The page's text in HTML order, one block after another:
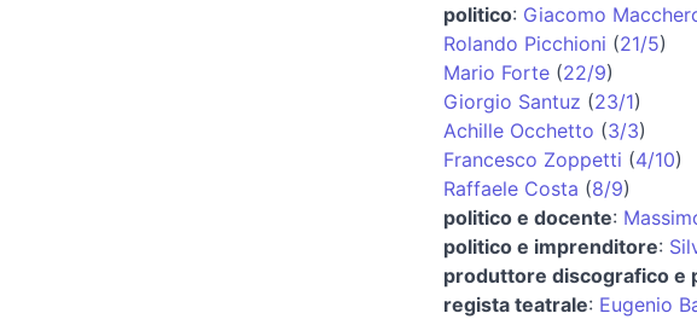
politico: Giacomo
Rolando Picchioni (21/5)
Mario Forte (22/9)
Giorgio Santuz (23/1)
Achille Occhetto (3/3)
Francesco Zoppetti (4/10)
Raffaele Costa (8/9)
politico e docente:
politico e imprenditore:
produttore discografico e
regista teatrale: Eugenio